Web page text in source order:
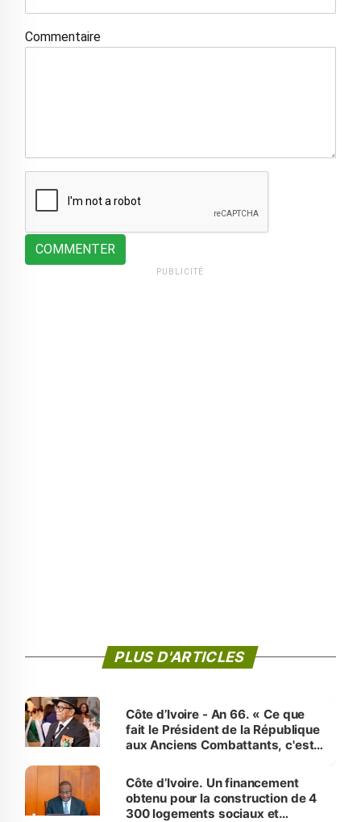
Commentaire
COMMENTER
PUBLICITÉ
PLUS D'ARTICLES
Côte d’Ivoire - An 66. « Ce que
fait le Président de la République
aux Anciens Combattants, c'est
Côte d’Ivoire. Un financement
obtenu pour la construction de 4
300 logements sociaux et